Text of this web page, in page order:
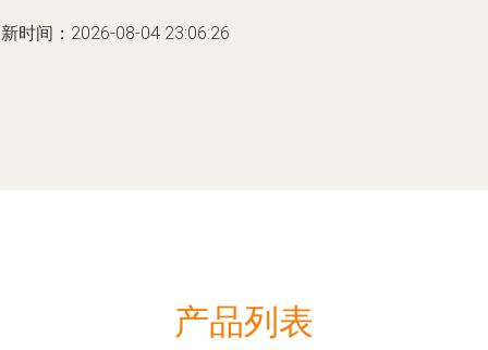
时间：2026-08-04 23:06:26
产品列表